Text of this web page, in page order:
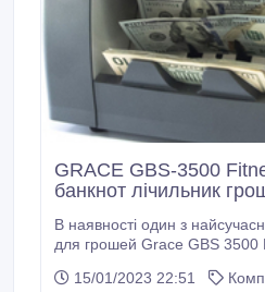
GRACE GBS-3500
банкнот лічильник
В наявності один з
для грошей Grace GBS 3500
бренду Magner завод якого
15/01/2023 22:51